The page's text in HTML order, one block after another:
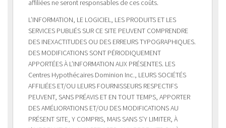
affiliées ne seront responsables de ces coûts.
L’INFORMATION, LE LOGICIEL, LES PRODUITS ET LES
SERVICES PUBLIÉS SUR CE SITE PEUVENT COMPRENDRE
DES INEXACTITUDES OU DES ERREURS TYPOGRAPHIQUES.
DES MODIFICATIONS SONT PÉRIODIQUEMENT
APPORTÉES À L’INFORMATION AUX PRÉSENTES. LES
Centres Hypothécaires Dominion Inc., LEURS SOCIÉTÉS
AFFILIÉES ET/OU LEURS FOURNISSEURS RESPECTIFS
PEUVENT, SANS PRÉAVIS ET EN TOUT TEMPS, APPORTER
DES AMÉLIORATIONS ET/OU DES MODIFICATIONS AU
PRÉSENT SITE, Y COMPRIS, MAIS SANS S’Y LIMITER, À